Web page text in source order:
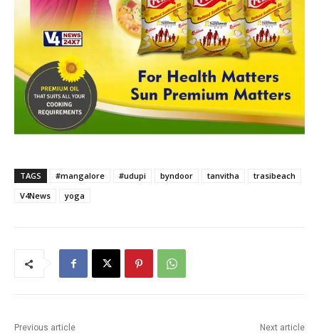
TAGS #mangalore #udupi byndoor tanvitha
trasibeach
V4News
yoga
Previous article Next article